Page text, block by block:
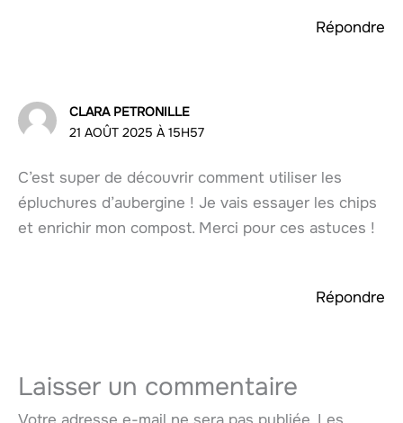
Répondre
CLARA PETRONILLE
21 AOÛT 2025 À 15H57
C’est super de découvrir comment utiliser les
épluchures d’aubergine ! Je vais essayer les chips
et enrichir mon compost. Merci pour ces astuces !
Répondre
Laisser un commentaire